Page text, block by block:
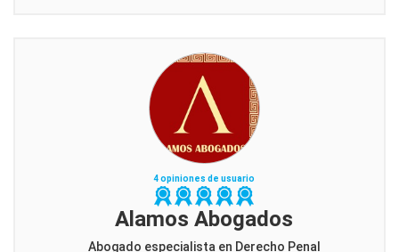
4 opiniones de usuario
Alamos Abogados
Abogado especialista en Derecho Penal